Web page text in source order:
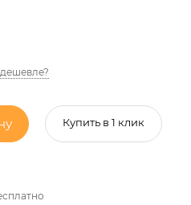
Купить в 1 клик